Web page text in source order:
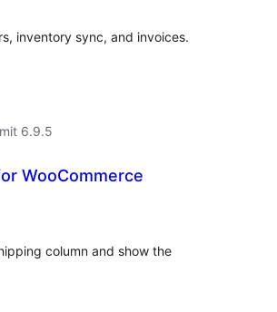
inventory sync, and invoices.
6.9.5
WooCommerce
column and show the